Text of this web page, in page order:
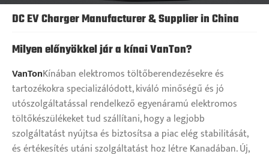
DC EV Charger Manufacturer & Supplier in China
Milyen előnyökkel jár a kínai VanTon?
VanTonKínában elektromos töltőberendezésekre és
tartozékokra specializálódott, kiváló minőségű és jó
utószolgáltatással rendelkező egyenáramú elektromos
töltőkészülékeket tud szállítani, hogy a legjobb
szolgáltatást nyújtsa és biztosítsa a piac elég stabilitását,
és értékesítés utáni szolgáltatást hoz létre Kanadában. Új,